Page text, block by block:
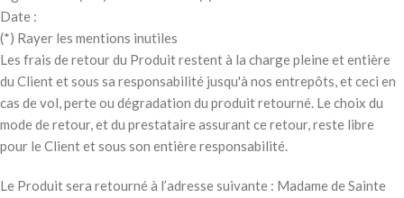
Date :
(*) Rayer les mentions inutiles
Les frais de retour du Produit restent à la charge pleine et entière
du Client et sous sa responsabilité jusqu'à nos entrepôts, et ceci en
cas de vol, perte ou dégradation du produit retourné. Le choix du
mode de retour, et du prestataire assurant ce retour, reste libre
pour le Client et sous son entière responsabilité.
Le Produit sera retourné à l’adresse suivante : Madame de Sainte